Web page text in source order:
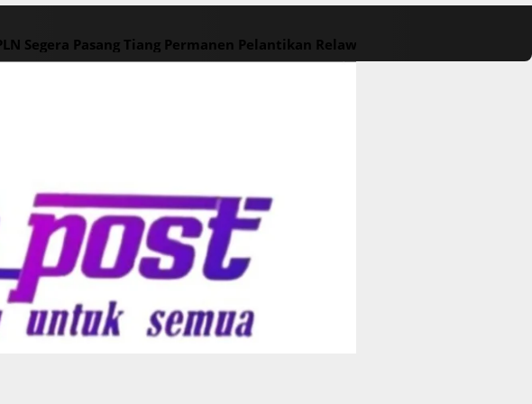
Segera Pasang Tiang Permanen Pelantikan Relawan M. Rasyid Rajasa dan